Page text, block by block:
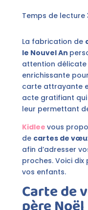
La fabrication de
le Nouvel An
attention délicate
enrichissante
carte attrayante
acte gratifiant
leur permettant
Kidlee vous
de cartes de
afin d’adresser
proches. Voici
vos enfants.
Carte de